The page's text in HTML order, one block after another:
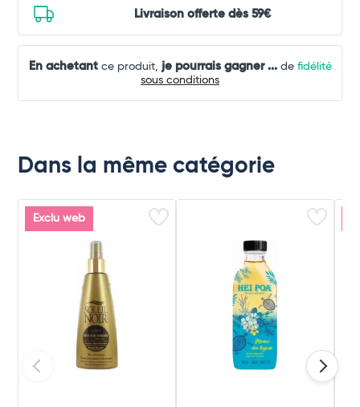
Livraison offerte dès 59€
En achetantce produit, je pourrais gagner ...de fidélité
sous conditions
Dans la même catégorie
Exclu web